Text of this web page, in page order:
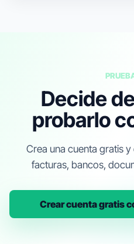
Decide
probarlo
Crea una cuenta gratis
facturas, bancos,
Crear cuenta gratis
FINANEDI
Hablemos ahora
Pedir información sobre